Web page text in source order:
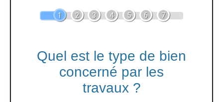
1 2 3 4 5 6 7
Quel est le type de bien
concerné par les
travaux ?